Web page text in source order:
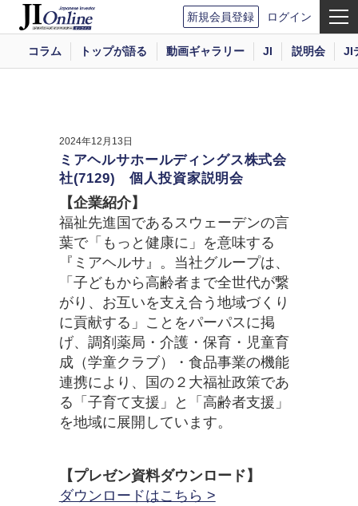
新規会員登録 ログイン
コラム トップが語る 動画ギャラリー JI 説明会 JI
2024年12月13日
ミアヘルサホールディングス株式会
社(7129) 個人投資家説明会
【企業紹介】
福祉先進国であるスウェーデンの言
葉で「もっと健康に」を意味する
『ミアヘルサ』。当社グループは、
「子どもから高齢者まで全世代が繋
がり、お互いを支え合う地域づくり
に貢献する」ことをパーパスに掲
げ、調剤薬局・介護・保育・児童育
成（学童クラブ）・食品事業の機能
連携により、国の２大福祉政策であ
る「子育て支援」と「高齢者支援」
を地域に展開しています。
【プレゼン資料ダウンロード】
ダウンロードはこちら >